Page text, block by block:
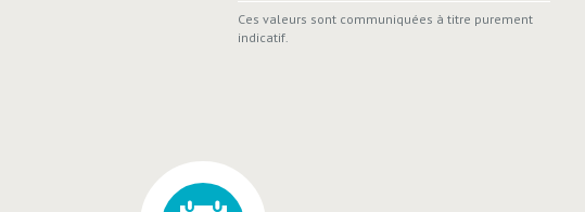
Ces valeurs sont communiquées à titre purement
indicatif.